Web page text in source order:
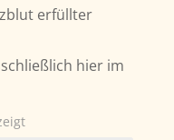
erfüllter
hier im